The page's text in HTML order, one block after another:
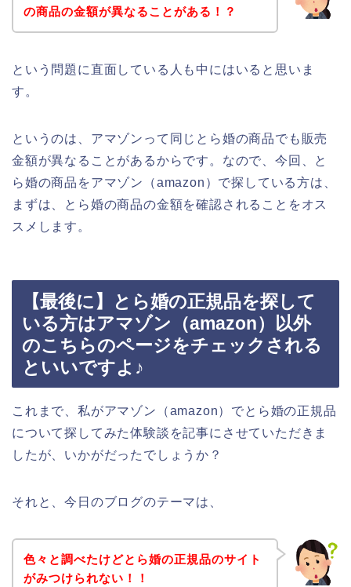
の商品の金額が異なることがある！？
という問題に直面している人も中にはいると思いま
す。
というのは、アマゾンって同じとら婚の商品でも販売
金額が異なることがあるからです。なので、今回、と
ら婚の商品をアマゾン（amazon）で探している方は、
まずは、とら婚の商品の金額を確認されることをオス
スメします。
【最後に】とら婚の正規品を探して
いる方はアマゾン（amazon）以外
のこちらのページをチェックされる
といいですよ♪
これまで、私がアマゾン（amazon）でとら婚の正規品
について探してみた体験談を記事にさせていただきま
したが、いかがだったでしょうか？
それと、今日のブログのテーマは、
色々と調べたけどとら婚の正規品のサイト
がみつけられない！！